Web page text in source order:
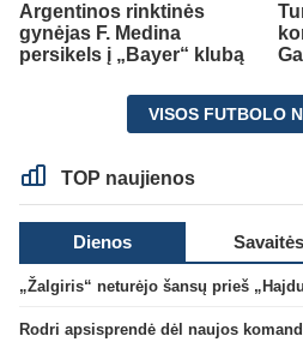
Argentinos rinktinės
gynėjas F. Medina
persikels į „Bayer“ klubą
VISOS FUTBOLO
TOP naujienos
Dienos Savaitės
„Žalgiris“ neturėjo šansų prieš
Rodri apsisprendė dėl naujos